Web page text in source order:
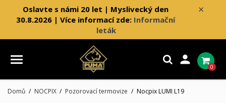
×
Oslavte s námi 20 let | Myslivecký den
30.8.2026 | Více informací zde: Informační
leták

0
Domů NOCPIX Pozorovací termovize Nocpix LUMI L19